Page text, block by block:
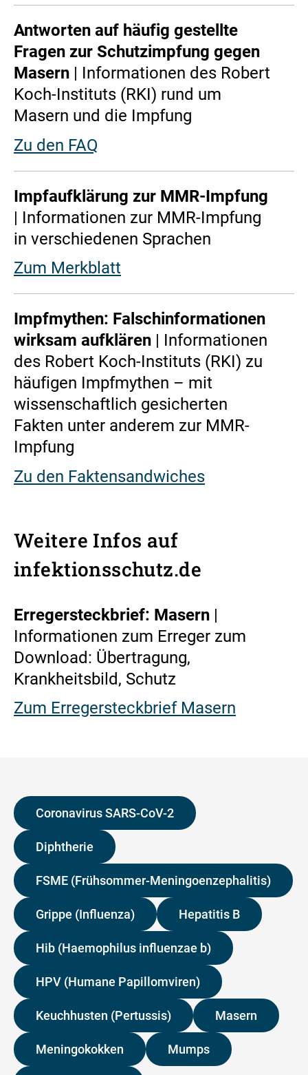
Antworten auf häufig gestellte
Fragen zur Schutzimpfung gegen
Masern | Informationen des Robert
Koch-Instituts (RKI) rund um
Masern und die Impfung
Zu den FAQ
Impfaufklärung zur MMR-Impfung
| Informationen zur MMR-Impfung
in verschiedenen Sprachen
Zum Merkblatt
Impfmythen: Falschinformationen
wirksam aufklären | Informationen
des Robert Koch-Instituts (RKI) zu
häufigen Impfmythen – mit
wissenschaftlich gesicherten
Fakten unter anderem zur MMR-
Impfung
Zu den Faktensandwiches
Weitere Infos auf
infektionsschutz.de
Erregersteckbrief: Masern |
Informationen zum Erreger zum
Download: Übertragung,
Krankheitsbild, Schutz
Zum Erregersteckbrief Masern
Coronavirus SARS-CoV-2
Diphtherie
FSME (Frühsommer-Meningoenzephalitis)
Grippe (Influenza) Hepatitis B
Hib (Haemophilus influenzae b)
HPV (Humane Papillomviren)
Keuchhusten (Pertussis) Masern
Meningokokken Mumps